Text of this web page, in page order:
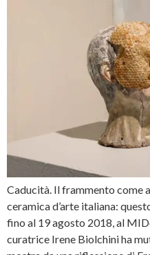
Caducità. Il frammento come
ceramica d’arte italiana:
fino al 19 agosto 2018, al
curatrice Irene Biolchini ha